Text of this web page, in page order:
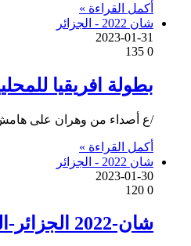
أكمل القراءة »
شان 2022 - الجزائر
2023-01-31
0
بطولة افريقيا للمحليين 2022/ الجزائر-النيجر (نصف النهائي):
/ع أصداء من وهران على هامش مباراة الجزائر
أكمل القراءة »
شان 2022 - الجزائر
2023-01-30
0
شان-2022 الجزائر-النيجر: ”لدينا فكرتنا للفوز على النيجر في نصف النهائي”